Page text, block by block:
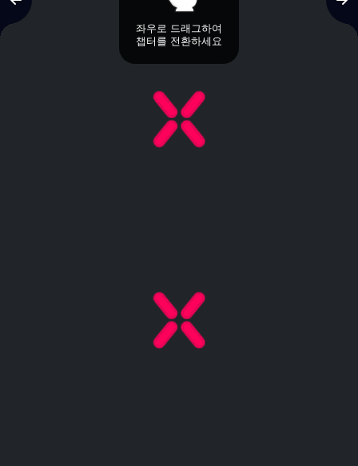
좌우로 드래그하여
챕터를 전환하세요